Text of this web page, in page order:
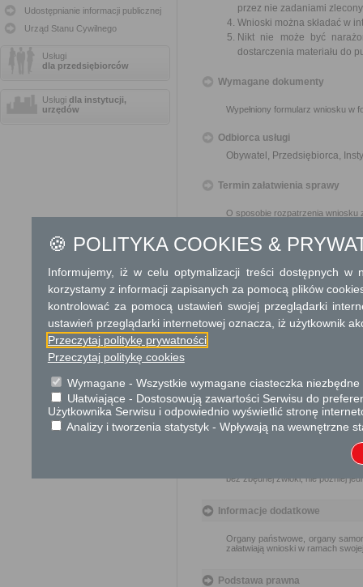
Udostępnianie informacji publicznej
Urząd Stanu Cywilnego
Usługi
dla przedsiębiorców
Usługi dla instytucji,
urzędów
przez nie zadaniami
Wnioski można składać w
Nikt nie może być
dostarczenia materiału do
Wymagane dokumenty
Wypełniony formularz wniosku w
Odbiorca usługi
Obywatel, Przedsiębiorca,
Termin załatwienia sprawy
O sposobie rozpatrzenia wniosku
Informacja
Dodatkowe
Opłata
Wnioski są wolne od opłat.
Skargi i wnioski
naruszenie praworządności lub
mogą być między innymi
bez zbędnej zwłoki, nie później
Informacje dodatkowe
Organy państwowe, organy
załatwiają wnioski w ramach
Podstawa prawna
🍪 POLITYKA COOKIES &
Informujemy, iż w celu optymalizacji treści dostępnych w
korzystamy z informacji zapisanych za pomocą plików
kontrolować za pomocą ustawień swojej przeglądarki
ustawień przeglądarki internetowej oznacza, iż użytkownik
Przeczytaj politykę prywatności
Przeczytaj politykę cookies
Wymagane - Wszystkie wymagane ciasteczka
Ułatwiające - Dostosowują zawartości Serwisu do
Użytkownika Serwisu i odpowiednio wyświetlić stronę
Analizy i tworzenia statystyk - Wpływają na wewnętrzne